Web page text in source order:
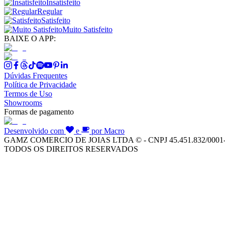
Insatisfeito
Regular
Satisfeito
Muito Satisfeito
BAIXE O APP:
Dúvidas Frequentes
Política de Privacidade
Termos de Uso
Showrooms
Formas de pagamento
Desenvolvido com e
por Macro
GAMZ COMERCIO DE JOIAS LTDA © - CNPJ 45.451.832/
TODOS OS DIREITOS RESERVADOS